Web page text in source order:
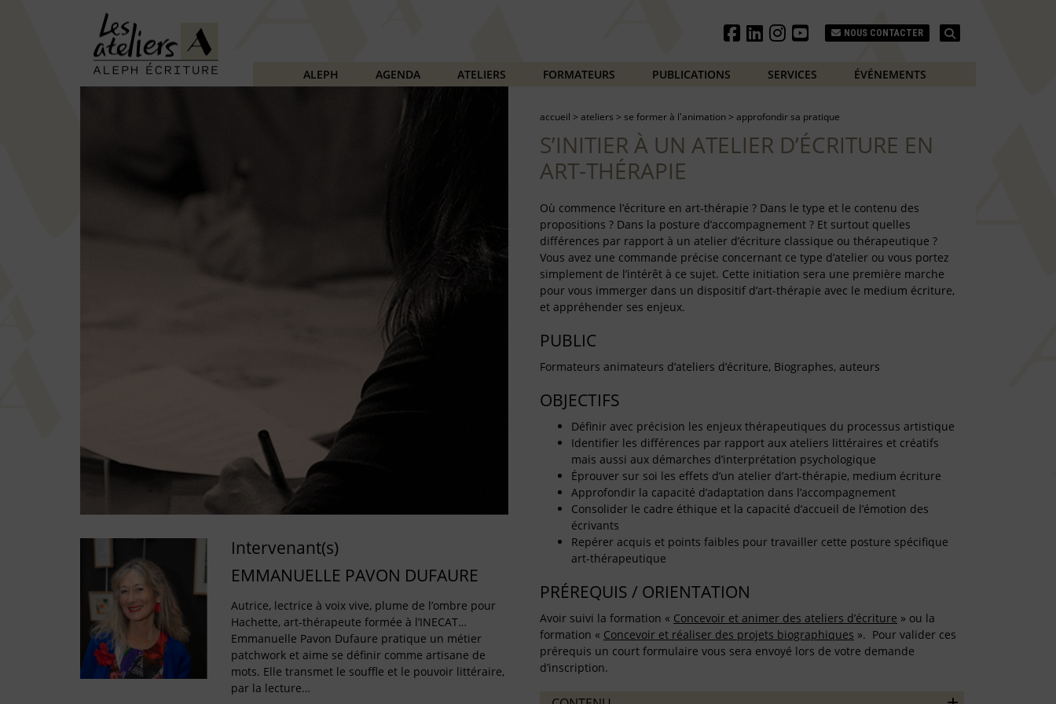
NOUS CONTACTER
ALEPH AGENDA ATELIERS FORMATEURS PUBLICATIONS SERVICES ÉVÉNEMENTS
Intervenant(s)
EMMANUELLE PAVON DUFAURE
Autrice, lectrice à voix vive, plume de l’ombre pour
Hachette, art-thérapeute formée à l’INECAT…
Emmanuelle Pavon Dufaure pratique un métier
patchwork et aime se définir comme artisane de
mots. Elle transmet le souffle et le pouvoir littéraire,
par la lecture…
accueil > ateliers > se former à l'animation> approfondir sa pratique
S’INITIER À UN ATELIER D’ÉCRITURE EN
ART-THÉRAPIE
Où commence l’écriture en art-thérapie ? Dans le type et le contenu des
propositions ? Dans la posture d’accompagnement ? Et surtout quelles
différences par rapport à un atelier d’écriture classique ou thérapeutique ?
Vous avez une commande précise concernant ce type d’atelier ou vous portez
simplement de l’intérêt à ce sujet. Cette initiation sera une première marche
pour vous immerger dans un dispositif d’art-thérapie avec le medium écriture,
et appréhender ses enjeux.
PUBLIC
Formateurs animateurs d’ateliers d’écriture, Biographes, auteurs
OBJECTIFS
Définir avec précision les enjeux thérapeutiques du processus artistique
Identifier les différences par rapport aux ateliers littéraires et créatifs
mais aussi aux démarches d’interprétation psychologique
Éprouver sur soi les effets d’un atelier d’art-thérapie, medium écriture
Approfondir la capacité d’adaptation dans l’accompagnement
Consolider le cadre éthique et la capacité d’accueil de l’émotion des
écrivants
Repérer acquis et points faibles pour travailler cette posture spécifique
art-thérapeutique
PRÉREQUIS / ORIENTATION
Avoir suivi la formation « Concevoir et animer des ateliers d’écriture » ou la
formation « Concevoir et réaliser des projets biographiques ». Pour valider ces
prérequis un court formulaire vous sera envoyé lors de votre demande
d’inscription.